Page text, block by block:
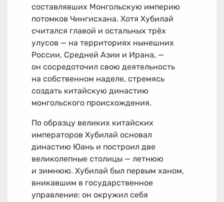
составлявших Монгольскую империю
потомков Чингисхана. Хотя Хубилай
считался главой и остальных трёх
улусов — на территориях нынешних
России, Средней Азии и Ирана, —
он сосредоточил свою деятельность
на собственном наделе, стремясь
создать китайскую династию
монгольского происхождения.
По образцу великих китайских
императоров Хубилай основал
династию Юань и построил две
великолепные столицы — летнюю
и зимнюю. Хубилай был первым ханом,
вникавшим в государственное
управление: он окружил себя